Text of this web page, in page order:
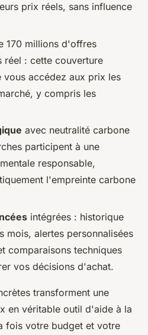
prix réels, sans influence
170 millions d'offres
réel : cette couverture
vous accédez aux prix les
y compris les
avec neutralité carbone
participent à une
responsable,
l'empreinte carbone
intégrées : historique
mois, alertes personnalisées
comparaisons techniques
vos décisions d'achat.
transforment une
en véritable outil d'aide à la
fois votre budget et votre